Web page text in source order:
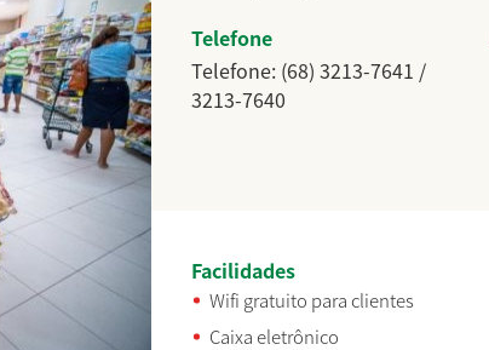
Telefone
Telefone: (68) 3213-7641 /
3213-7640
Facilidades
Wifi gratuito para clientes
Caixa eletrônico